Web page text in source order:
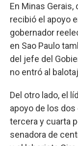
En Minas Gerais,
recibió el apoyo
gobernador
en Sao Paulo
del jefe del
no entró al
Del otro lado, el
apoyo de los
tercera y cuarta
senadora de